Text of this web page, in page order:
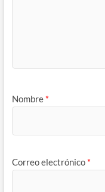
Nombre *
Correo electrónico *